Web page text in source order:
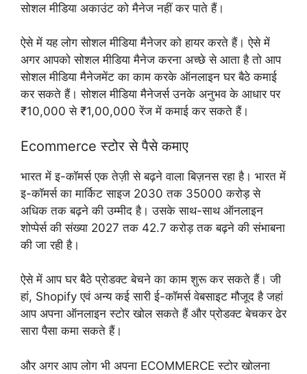
सोशल मीडिया अकाउंट को मैनेज नहीं कर पाते हैं।
ऐसे में यह लोग सोशल मीडिया मैनेजर को हायर करते हैं। ऐसे में
अगर आपको सोशल मीडिया मैनेज करना अच्छे से आता है तो आप
सोशल मीडिया मैनेजमेंट का काम करके ऑनलाइन घर बैठे कमाई
कर सकते हैं। सोशल मीडिया मैनेजर्स उनके अनुभव के आधार पर
₹10,000 से ₹1,00,000 रेंज में कमाई कर सकते हैं।
Ecommerce स्टोर से पैसे कमाए
भारत में इ-कॉमर्स एक तेज़ी से बढ़ने वाला बिज़नस रहा है। भारत में
इ-कॉमर्स का मार्किट साइज 2030 तक 35000 करोड़ से
अधिक तक बढ़ने की उम्मीद है। उसके साथ-साथ ऑनलाइन
शोप्पेर्स की संख्या 2027 तक 42.7 करोड़ तक बढ़ने की संभाबना
की जा रही है।
ऐसे में आप घर बैठे प्रोडक्ट बेचने का काम शुरू कर सकते हैं। जी
हां, Shopify एवं अन्य कई सारी ई-कॉमर्स वेबसाइट मौजूद है जहां
आप अपना ऑनलाइन स्टोर खोल सकते हैं और प्रोडक्ट बेचकर ढेर
सारा पैसा कमा सकते हैं।
और अगर आप लोग भी अपना ECOMMERCE स्टोर खोलना